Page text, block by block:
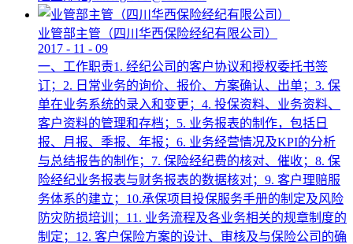
业管部主管（四川华西保险经纪有限公司）
2017 - 11 - 09
一、工作职责1. 经纪公司的客户协议和授权委托书签
订；2. 日常业务的询价、报价、方案确认、出单；3. 保
单在业务系统的录入和变更；4. 投保资料、业务资料、
客户资料的管理和存档；5. 业务报表的制作，包括日
报、月报、季报、年报；6. 业务经营情况及KPI的分析
与总结报告的制作；7. 保险经纪费的核对、催收；8. 保
险经纪业务报表与财务报表的数据核对；9. 客户理赔服
务体系的建立；10.承保项目投保服务手册的制定及风险
防灾防损培训；11. 业务流程及各业务相关的规章制度的
制定；12. 客户保险方案的设计、审核及与保险公司的确